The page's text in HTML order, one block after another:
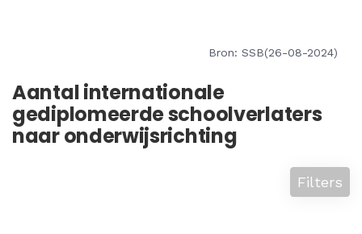
Bron: SSB(26-08-2024)
Aantal internationale
gediplomeerde schoolverlaters
naar onderwijsrichting
Filters